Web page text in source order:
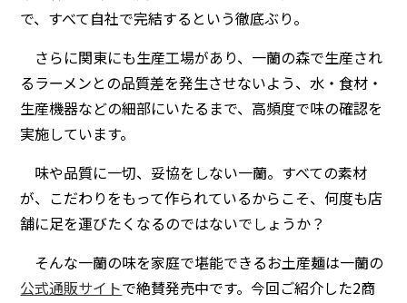
で、すべて自社で完結するという徹底ぶり。
さらに関東にも生産工場があり、一蘭の森で生産され
るラーメンとの品質差を発生させないよう、水・食材・
生産機器などの細部にいたるまで、高頻度で味の確認を
実施しています。
味や品質に一切、妥協をしない一蘭。すべての素材
が、こだわりをもって作られているからこそ、何度も店
舗に足を運びたくなるのではないでしょうか？
そんな一蘭の味を家庭で堪能できるお土産麺は一蘭の
公式通販サイトで絶賛発売中です。今回ご紹介した2商